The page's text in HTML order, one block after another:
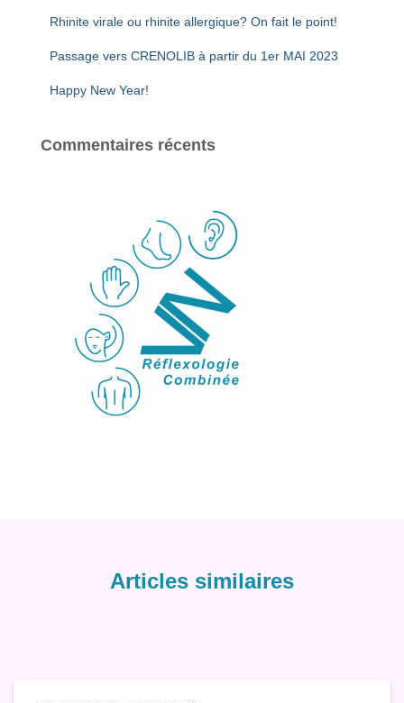
Rhinite virale ou rhinite allergique? On fait le point!
Passage vers CRENOLIB à partir du 1er MAI 2023
Happy New Year!
Commentaires récents
Articles similaires